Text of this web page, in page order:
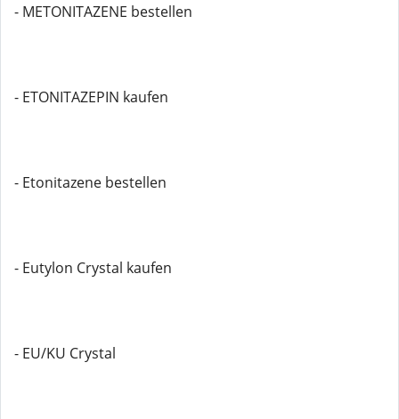
- METONITAZENE bestellen
- ETONITAZEPIN kaufen
- Etonitazene bestellen
- Eutylon Crystal kaufen
- EU/KU Crystal